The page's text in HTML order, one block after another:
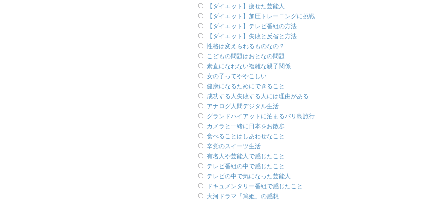
【ダイエット】痩せた芸能人
【ダイエット】加圧トレーニングに挑戦
【ダイエット】テレビ番組の方法
【ダイエット】失敗と反省と方法
性格は変えられるものなの？
こどもの問題はおとなの問題
素直になれない複雑な親子関係
女の子ってややこしい
健康になるためにできること
成功する人失敗する人には理由がある
アナログ人間デジタル生活
グランドハイアットに泊まるバリ島旅行
カメラと一緒に日本をお散歩
食べることはしあわせなこと
辛党のスイーツ生活
有名人や芸能人で感じたこと
テレビ番組の中で感じたこと
テレビの中で気になった芸能人
ドキュメンタリー番組で感じたこと
大河ドラマ「篤姫」の感想